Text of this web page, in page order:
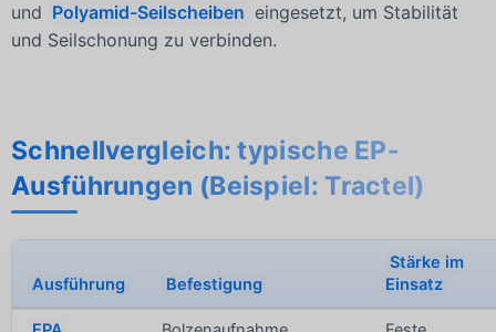
und Polyamid-Seilscheiben eingesetzt, um Stabilität
und Seilschonung zu verbinden.
Schnellvergleich: typische EP-
Ausführungen (Beispiel: Tractel)
Ausführung Befestigung
Stärke im
Einsatz